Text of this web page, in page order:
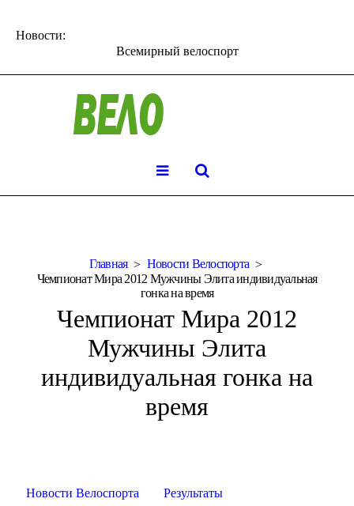
Новости:
Всемирный велоспорт
Главная
Новости Велоспорта
Чемпионат Мира 2012 Мужчины Элита индивидуальная
гонка на время
Чемпионат Мира 2012
Мужчины Элита
индивидуальная гонка на
время
Новости Велоспорта Результаты